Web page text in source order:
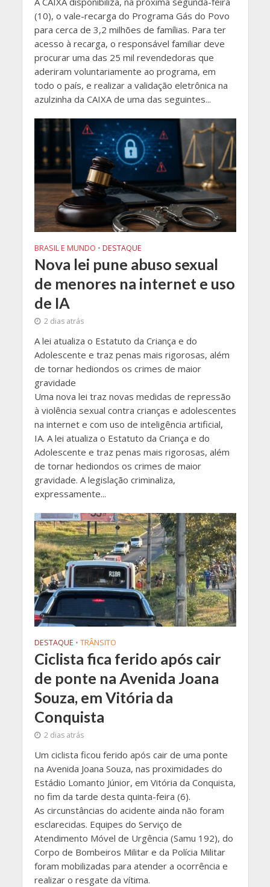
(10), o vale-recarga do Programa Gás do Povo
para cerca de 3,2 milhões de famílias. Para ter
acesso à recarga, o responsável familiar deve
procurar uma das 25 mil revendedoras que
aderiram voluntariamente ao programa, em
todo o país, e realizar a validação eletrônica na
azulzinha da CAIXA de uma das seguintes...
BRASIL E MUNDO • DESTAQUE
Nova lei pune abuso sexual
de menores na internet e uso
de IA
2 dias atrás
A lei atualiza o Estatuto da Criança e do
Adolescente e traz penas mais rigorosas, além
de tornar hediondos os crimes de maior
gravidade
Uma nova lei traz novas medidas de repressão
à violência sexual contra crianças e adolescentes
na internet e com uso de inteligência artificial,
IA. A lei atualiza o Estatuto da Criança e do
Adolescente e traz penas mais rigorosas, além
de tornar hediondos os crimes de maior
gravidade. A legislação criminaliza,
expressamente...
DESTAQUE • TRÂNSITO
Ciclista fica ferido após cair
de ponte na Avenida Joana
Souza, em Vitória da
Conquista
2 dias atrás
Um ciclista ficou ferido após cair de uma ponte
na Avenida Joana Souza, nas proximidades do
Estádio Lomanto Júnior, em Vitória da Conquista,
no fim da tarde desta quinta-feira (6).
As circunstâncias do acidente ainda não foram
esclarecidas. Equipes do Serviço de
Atendimento Móvel de Urgência (Samu 192), do
Corpo de Bombeiros Militar e da Polícia Militar
foram mobilizadas para atender a ocorrência e
realizar o resgate da vítima.